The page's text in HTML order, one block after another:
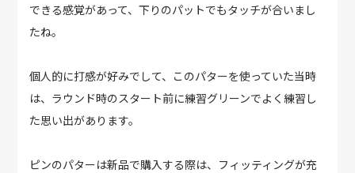
できる感覚があって、下りのパットでもタッチが合いまし
たね。
個人的に打感が好みでして、このパターを使っていた当時
は、ラウンド時のスタート前に練習グリーンでよく練習し
た思い出があります。
ピンのパターは新品で購入する際は、フィッティングが充